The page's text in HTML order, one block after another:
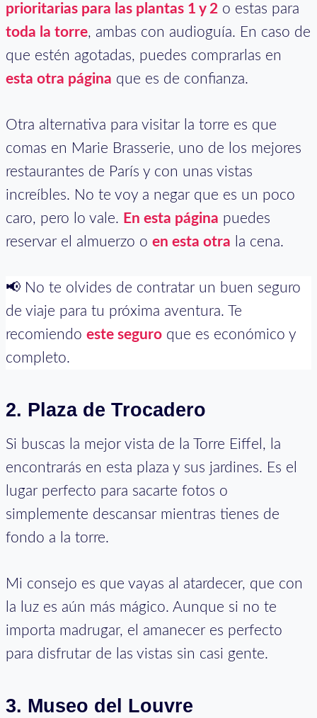
prioritarias para las plantas 1 y 2 o estas para
toda la torre, ambas con audioguía. En caso de
que estén agotadas, puedes comprarlas en
esta otra página que es de confianza.
Otra alternativa para visitar la torre es que
comas en Marie Brasserie, uno de los mejores
restaurantes de París y con unas vistas
increíbles. No te voy a negar que es un poco
caro, pero lo vale. En esta página puedes
reservar el almuerzo o en esta otra la cena.
📢 No te olvides de contratar un buen seguro
de viaje para tu próxima aventura. Te
recomiendo este seguro que es económico y
completo.
2. Plaza de Trocadero
Si buscas la mejor vista de la Torre Eiffel, la
encontrarás en esta plaza y sus jardines. Es el
lugar perfecto para sacarte fotos o
simplemente descansar mientras tienes de
fondo a la torre.
Mi consejo es que vayas al atardecer, que con
la luz es aún más mágico. Aunque si no te
importa madrugar, el amanecer es perfecto
para disfrutar de las vistas sin casi gente.
3. Museo del Louvre